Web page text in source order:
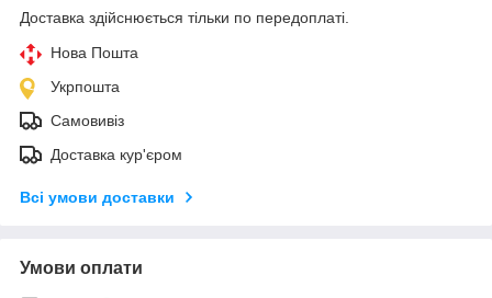
Доставка здійснюється тільки по передоплаті.
Нова Пошта
Укрпошта
Самовивіз
Доставка кур'єром
Всі умови доставки
Умови оплати